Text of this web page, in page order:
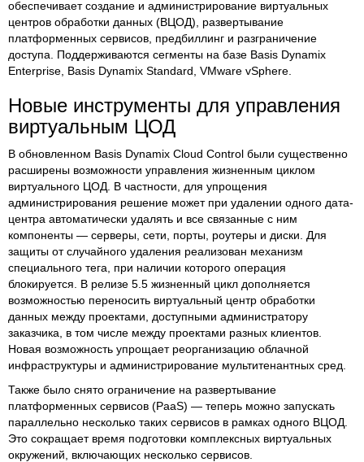
обеспечивает создание и администрирование виртуальных
центров обработки данных (ВЦОД), развертывание
платформенных сервисов, предбиллинг и разграничение
доступа. Поддерживаются сегменты на базе Basis Dynamix
Enterprise, Basis Dynamix Standard, VMware vSphere.
Новые инструменты для управления
виртуальным ЦОД
В обновленном Basis Dynamix Cloud Control были существенно
расширены возможности управления жизненным циклом
виртуального ЦОД. В частности, для упрощения
администрирования решение может при удалении одного дата-
центра автоматически удалять и все связанные с ним
компоненты — серверы, сети, порты, роутеры и диски. Для
защиты от случайного удаления реализован механизм
специального тега, при наличии которого операция
блокируется. В релизе 5.5 жизненный цикл дополняется
возможностью переносить виртуальный центр обработки
данных между проектами, доступными администратору
заказчика, в том числе между проектами разных клиентов.
Новая возможность упрощает реорганизацию облачной
инфраструктуры и администрирование мультитенантных сред.
Также было снято ограничение на развертывание
платформенных сервисов (PaaS) — теперь можно запускать
параллельно несколько таких сервисов в рамках одного ВЦОД.
Это сокращает время подготовки комплексных виртуальных
окружений, включающих несколько сервисов.